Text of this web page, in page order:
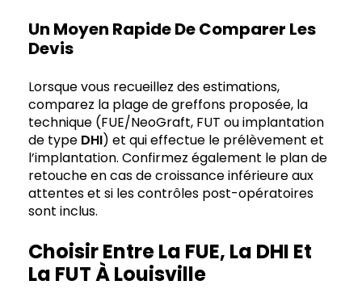
Un Moyen Rapide De Comparer Les
Devis
Lorsque vous recueillez des estimations,
comparez la plage de greffons proposée, la
technique (FUE/NeoGraft, FUT ou implantation
de type DHI) et qui effectue le prélèvement et
l’implantation. Confirmez également le plan de
retouche en cas de croissance inférieure aux
attentes et si les contrôles post-opératoires
sont inclus.
Choisir Entre La FUE, La DHI Et
La FUT À Louisville